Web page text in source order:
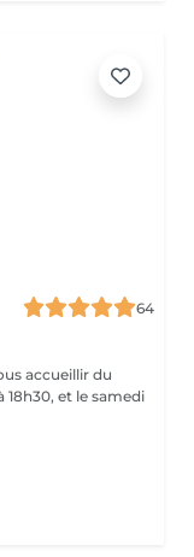
64
accueillir du
18h30, et le samedi